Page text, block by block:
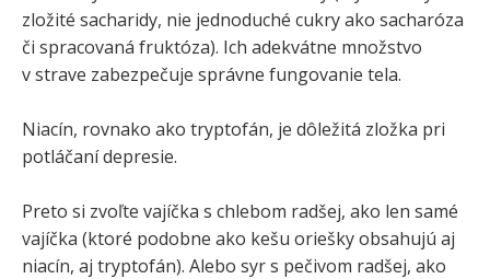
zložité sacharidy, nie jednoduché cukry ako sacharóza
či spracovaná fruktóza). Ich adekvátne množstvo
v strave zabezpečuje správne fungovanie tela.
Niacín, rovnako ako tryptofán, je dôležitá zložka pri
potláčaní depresie.
Preto si zvoľte vajíčka s chlebom radšej, ako len samé
vajíčka (ktoré podobne ako kešu oriešky obsahujú aj
niacín, aj tryptofán). Alebo syr s pečivom radšej, ako